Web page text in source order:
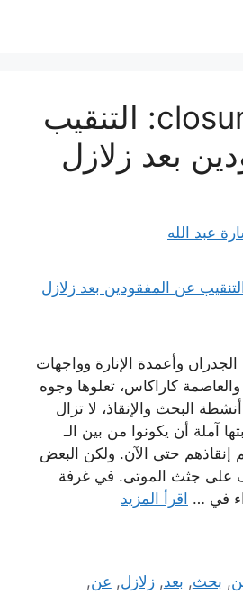
بحث عنclosure: التنقيب
بعد زلازل
عبد الله
وأعمدة الإنارة وواجهات
والعاصمة كاراكاس، تعلوها وجوه
البحث والإنقاذ، لا تزال
آملة أن يكونوا من بين الـ
تم إنقاذهم حتى الآن. ولكن البعض
على جثث الموتى. في غرفة
في … اقرأ المزيد
, بحث, بعد,زلازل, عن,